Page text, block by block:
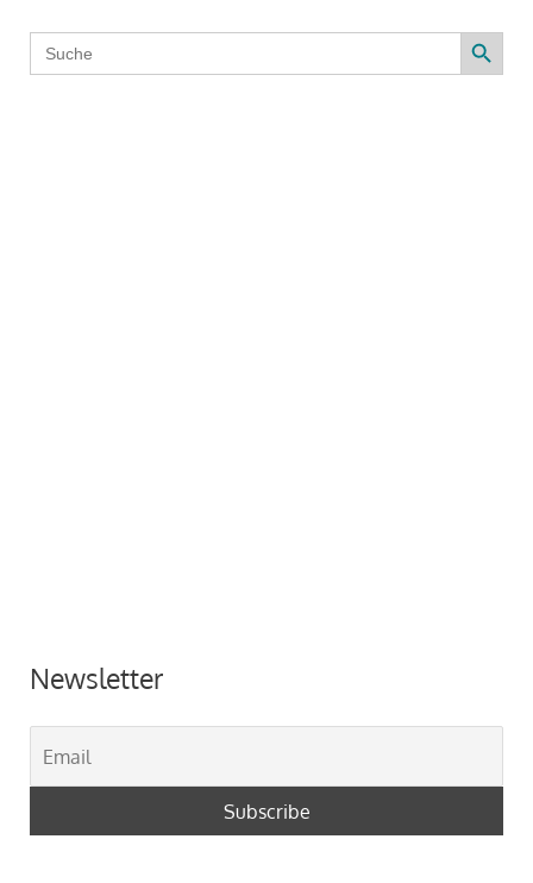
Search
for:
Search Button
Newsletter